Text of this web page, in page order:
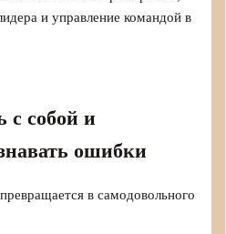
и управление командой в
с собой и
ошибки
в самодовольного